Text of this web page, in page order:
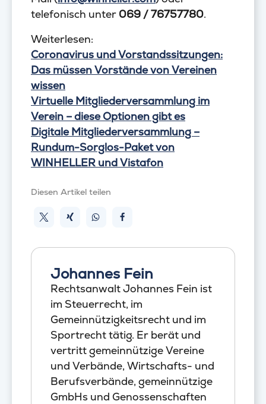
telefonisch unter 069 / 76757780.
Weiterlesen:
Coronavirus und Vorstandssitzungen:
Das müssen Vorstände von Vereinen
wissen
Virtuelle Mitgliederversammlung im
Verein – diese Optionen gibt es
Digitale Mitgliederversammlung –
Rundum-Sorglos-Paket von
WINHELLER und Vistafon
Diesen Artikel teilen
Johannes Fein
Rechtsanwalt Johannes Fein ist
im Steuerrecht, im
Gemeinnützigkeitsrecht und im
Sportrecht tätig. Er berät und
vertritt gemeinnützige Vereine
und Verbände, Wirtschafts- und
Berufsverbände, gemeinnützige
GmbHs und Genossenschaften